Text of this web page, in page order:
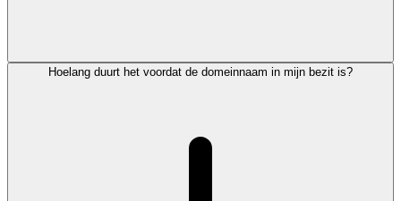
Hoelang duurt het voordat de domeinnaam in mijn bezit is?